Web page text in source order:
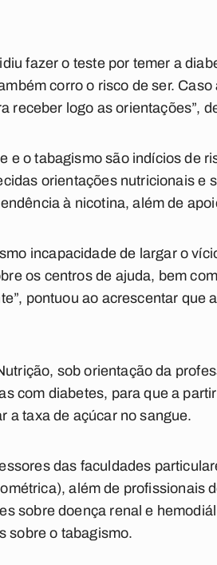
fazer o teste por temer a
corro o risco de ser.
receber logo as orientações”,
o tabagismo são indícios de
orientações nutricionais e
à nicotina, além de
incapacidade de largar o
os centros de ajuda, bem
pontuou ao acrescentar que
sob orientação da
com diabetes, para que a
a taxa de açúcar no sangue.
das faculdades
além de profissionais
sobre doença renal e
sobre o tabagismo.